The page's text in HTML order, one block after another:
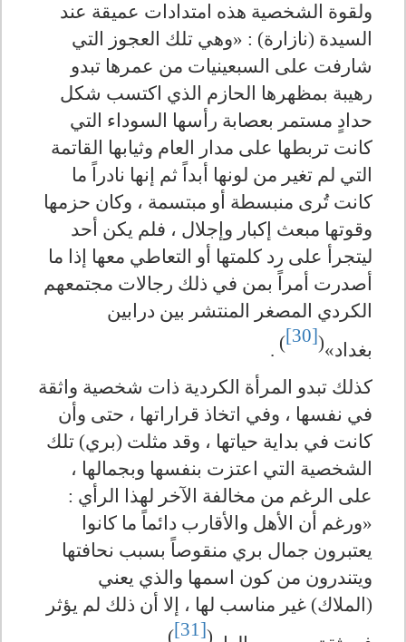
ولقوة الشخصية هذه امتدادات عميقة عند
السيدة (نازارة) : «وهي تلك العجوز التي
شارفت على السبعينيات من عمرها تبدو
رهيبة بمظهرها الحازم الذي اكتسب شكل
حدادٍ مستمر بعصابة رأسها السوداء التي
كانت تربطها على مدار العام وثيابها القاتمة
التي لم تغير من لونها أبداً ثم إنها نادراً ما
كانت تُرى منبسطة أو مبتسمة ، وكان حزمها
وقوتها مبعث إكبار وإجلال ، فلم يكن أحد
ليتجرأ على رد كلمتها أو التعاطي معها إذا ما
أصدرت أمراً بمن في ذلك رجالات مجتمعهم
الكردي المصغر المنتشر بين درابين
بغداد»(
[30]
)
.
كذلك تبدو المرأة الكردية ذات شخصية واثقة
في نفسها ، وفي اتخاذ قراراتها ، حتى وأن
كانت في بداية حياتها ، وقد مثلت (بري) تلك
الشخصية التي اعتزت بنفسها وبجمالها ،
على الرغم من مخالفة الآخر لهذا الرأي :
«ورغم أن الأهل والأقارب دائماً ما كانوا
يعتبرون جمال بري منقوصاً بسبب نحافتها
ويتندرون من كون اسمها والذي يعني
(الملاك) غير مناسب لها ، إلا أن ذلك لم يؤثر
(
[31]
)